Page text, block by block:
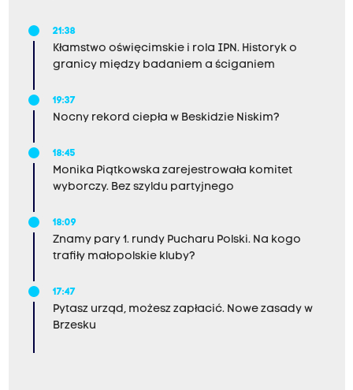
21:38
Kłamstwo oświęcimskie i rola IPN. Historyk o
granicy między badaniem a ściganiem
19:37
Nocny rekord ciepła w Beskidzie Niskim?
18:45
Monika Piątkowska zarejestrowała komitet
wyborczy. Bez szyldu partyjnego
18:09
Znamy pary 1. rundy Pucharu Polski. Na kogo
trafiły małopolskie kluby?
17:47
Pytasz urząd, możesz zapłacić. Nowe zasady w
Brzesku